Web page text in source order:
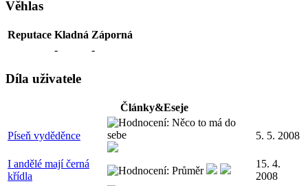
Věhlas
Reputace Kladná Záporná
-
-
Díla uživatele
Články&Eseje
Píseň vyděděnce 5. 5. 2008
I andělé mají černá
křídla
15. 4.
2008